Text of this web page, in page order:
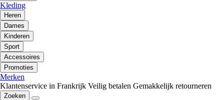
Kleding
Heren
Dames
Kinderen
Sport
Accessoires
Promoties
Merken
Klantenservice in Frankrijk Veilig betalen Gemakkelijk retourneren
Zoeken